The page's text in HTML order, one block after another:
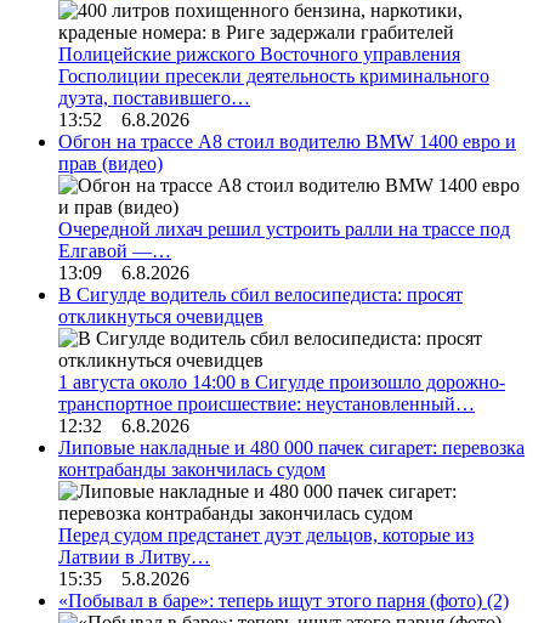
Полицейские рижского Восточного управления
Госполиции пресекли деятельность криминального
дуэта, поставившего…
13:52 6.8.2026
Обгон на трассе А8 стоил водителю BMW 1400 евро и
прав (видео)
Очередной лихач решил устроить ралли на трассе под
Елгавой —…
13:09 6.8.2026
В Сигулде водитель сбил велосипедиста: просят
откликнуться очевидцев
1 августа около 14:00 в Сигулде произошло дорожно-
транспортное происшествие: неустановленный…
12:32 6.8.2026
Липовые накладные и 480 000 пачек сигарет: перевозка
контрабанды закончилась судом
Перед судом предстанет дуэт дельцов, которые из
Латвии в Литву…
15:35 5.8.2026
«Побывал в баре»: теперь ищут этого парня (фото) (2)